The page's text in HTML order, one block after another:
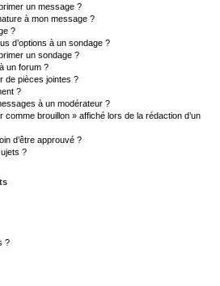
un message ?
à mon message ?
?
d’options à un sondage ?
un sondage ?
un forum ?
de pièces jointes ?
?
à un modérateur ?
brouillon » affiché lors de la rédaction d’un
d’être approuvé ?
?
?